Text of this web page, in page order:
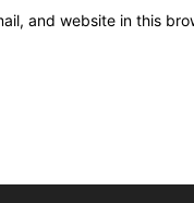
and website in this